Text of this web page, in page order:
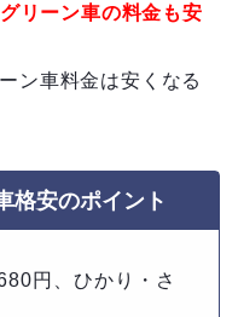
グリーン車の料金も安
ン車料金は安くなる
格安のポイント
円、ひかり・さ